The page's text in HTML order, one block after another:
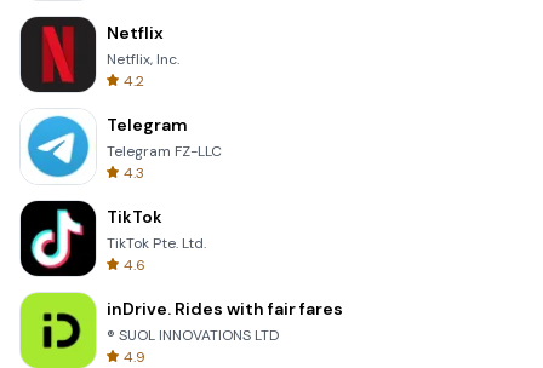
Netflix
Netflix, Inc.
4.2
Telegram
Telegram FZ-LLC
4.3
TikTok
TikTok Pte. Ltd.
4.6
inDrive. Rides with fair fares
® SUOL INNOVATIONS LTD
4.9